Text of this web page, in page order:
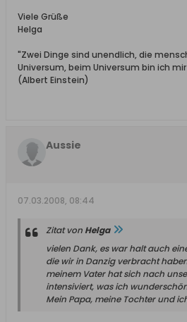
Viele Grüße
Helga
"Zwei Dinge sind unendlich, die
Universum, beim Universum bin ich
(Albert Einstein)
Aussie
07.03.2008, 08:44
Zitat von Helga
vielen Dank, es war halt auch
die wir in Danzig verbracht
meinem Vater hat sich nach
intensiviert, was ich
Mein Papa, meine Tochter und